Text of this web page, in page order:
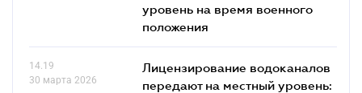
уровень на время военного
положения
14.19
30 марта 2026
Лицензирование водоканалов
передают на местный уровень: